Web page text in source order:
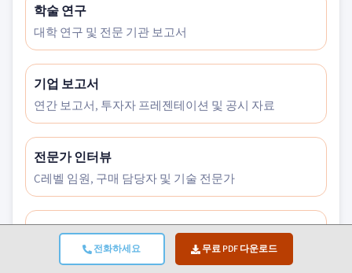
전화하세요 무료 PDF 다운로드
학술 연구
대학 연구 및 전문 기관 보고서
기업 보고서
연간 보고서, 투자자 프레젠테이션 및 공시 자료
전문가 인터뷰
C레벨 임원, 구매 담당자 및 기술 전문가
GMI 아카이브
30개 이상의 산업 분야에 걸친 13,000건 이상의 발행 연구